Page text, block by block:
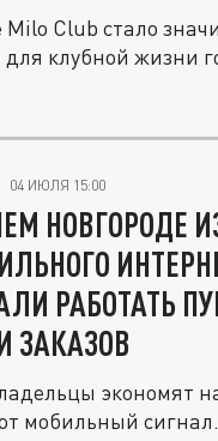
Milo Club стало
клубной жизни
04 ИЮЛЯ 15:00
НОВГОРОДЕ
РАБОТАТЬ
ЗАКАЗОВ
экономят
мобильный сигнал.